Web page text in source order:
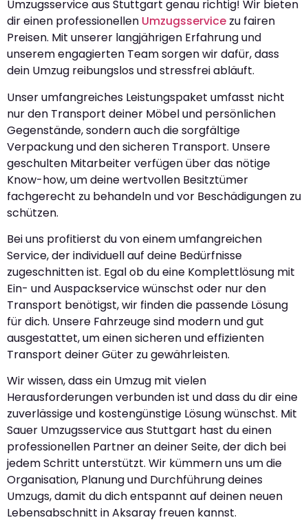
Umzugsservice aus Stuttgart genau richtig! Wir bieten
dir einen professionellen Umzugsservice zu fairen
Preisen. Mit unserer langjährigen Erfahrung und
unserem engagierten Team sorgen wir dafür, dass
dein Umzug reibungslos und stressfrei abläuft.
Unser umfangreiches Leistungspaket umfasst nicht
nur den Transport deiner Möbel und persönlichen
Gegenstände, sondern auch die sorgfältige
Verpackung und den sicheren Transport. Unsere
geschulten Mitarbeiter verfügen über das nötige
Know-how, um deine wertvollen Besitztümer
fachgerecht zu behandeln und vor Beschädigungen zu
schützen.
Bei uns profitierst du von einem umfangreichen
Service, der individuell auf deine Bedürfnisse
zugeschnitten ist. Egal ob du eine Komplettlösung mit
Ein- und Auspackservice wünschst oder nur den
Transport benötigst, wir finden die passende Lösung
für dich. Unsere Fahrzeuge sind modern und gut
ausgestattet, um einen sicheren und effizienten
Transport deiner Güter zu gewährleisten.
Wir wissen, dass ein Umzug mit vielen
Herausforderungen verbunden ist und dass du dir eine
zuverlässige und kostengünstige Lösung wünschst. Mit
Sauer Umzugsservice aus Stuttgart hast du einen
professionellen Partner an deiner Seite, der dich bei
jedem Schritt unterstützt. Wir kümmern uns um die
Organisation, Planung und Durchführung deines
Umzugs, damit du dich entspannt auf deinen neuen
Lebensabschnitt in Aksaray freuen kannst.